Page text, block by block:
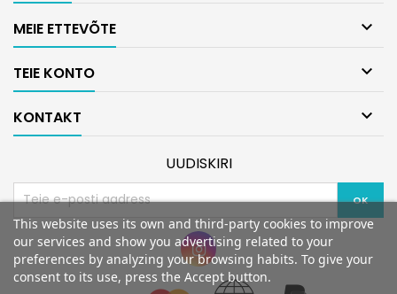
MEIE ETTEVÕTE 
TEIE KONTO 
KONTAKT 
This website uses its own and third-party cookies to improve
our services and show you advertising related to your
preferences by analyzing your browsing habits. To give your
consent to its use, press the Accept button.
UUDISKIRI